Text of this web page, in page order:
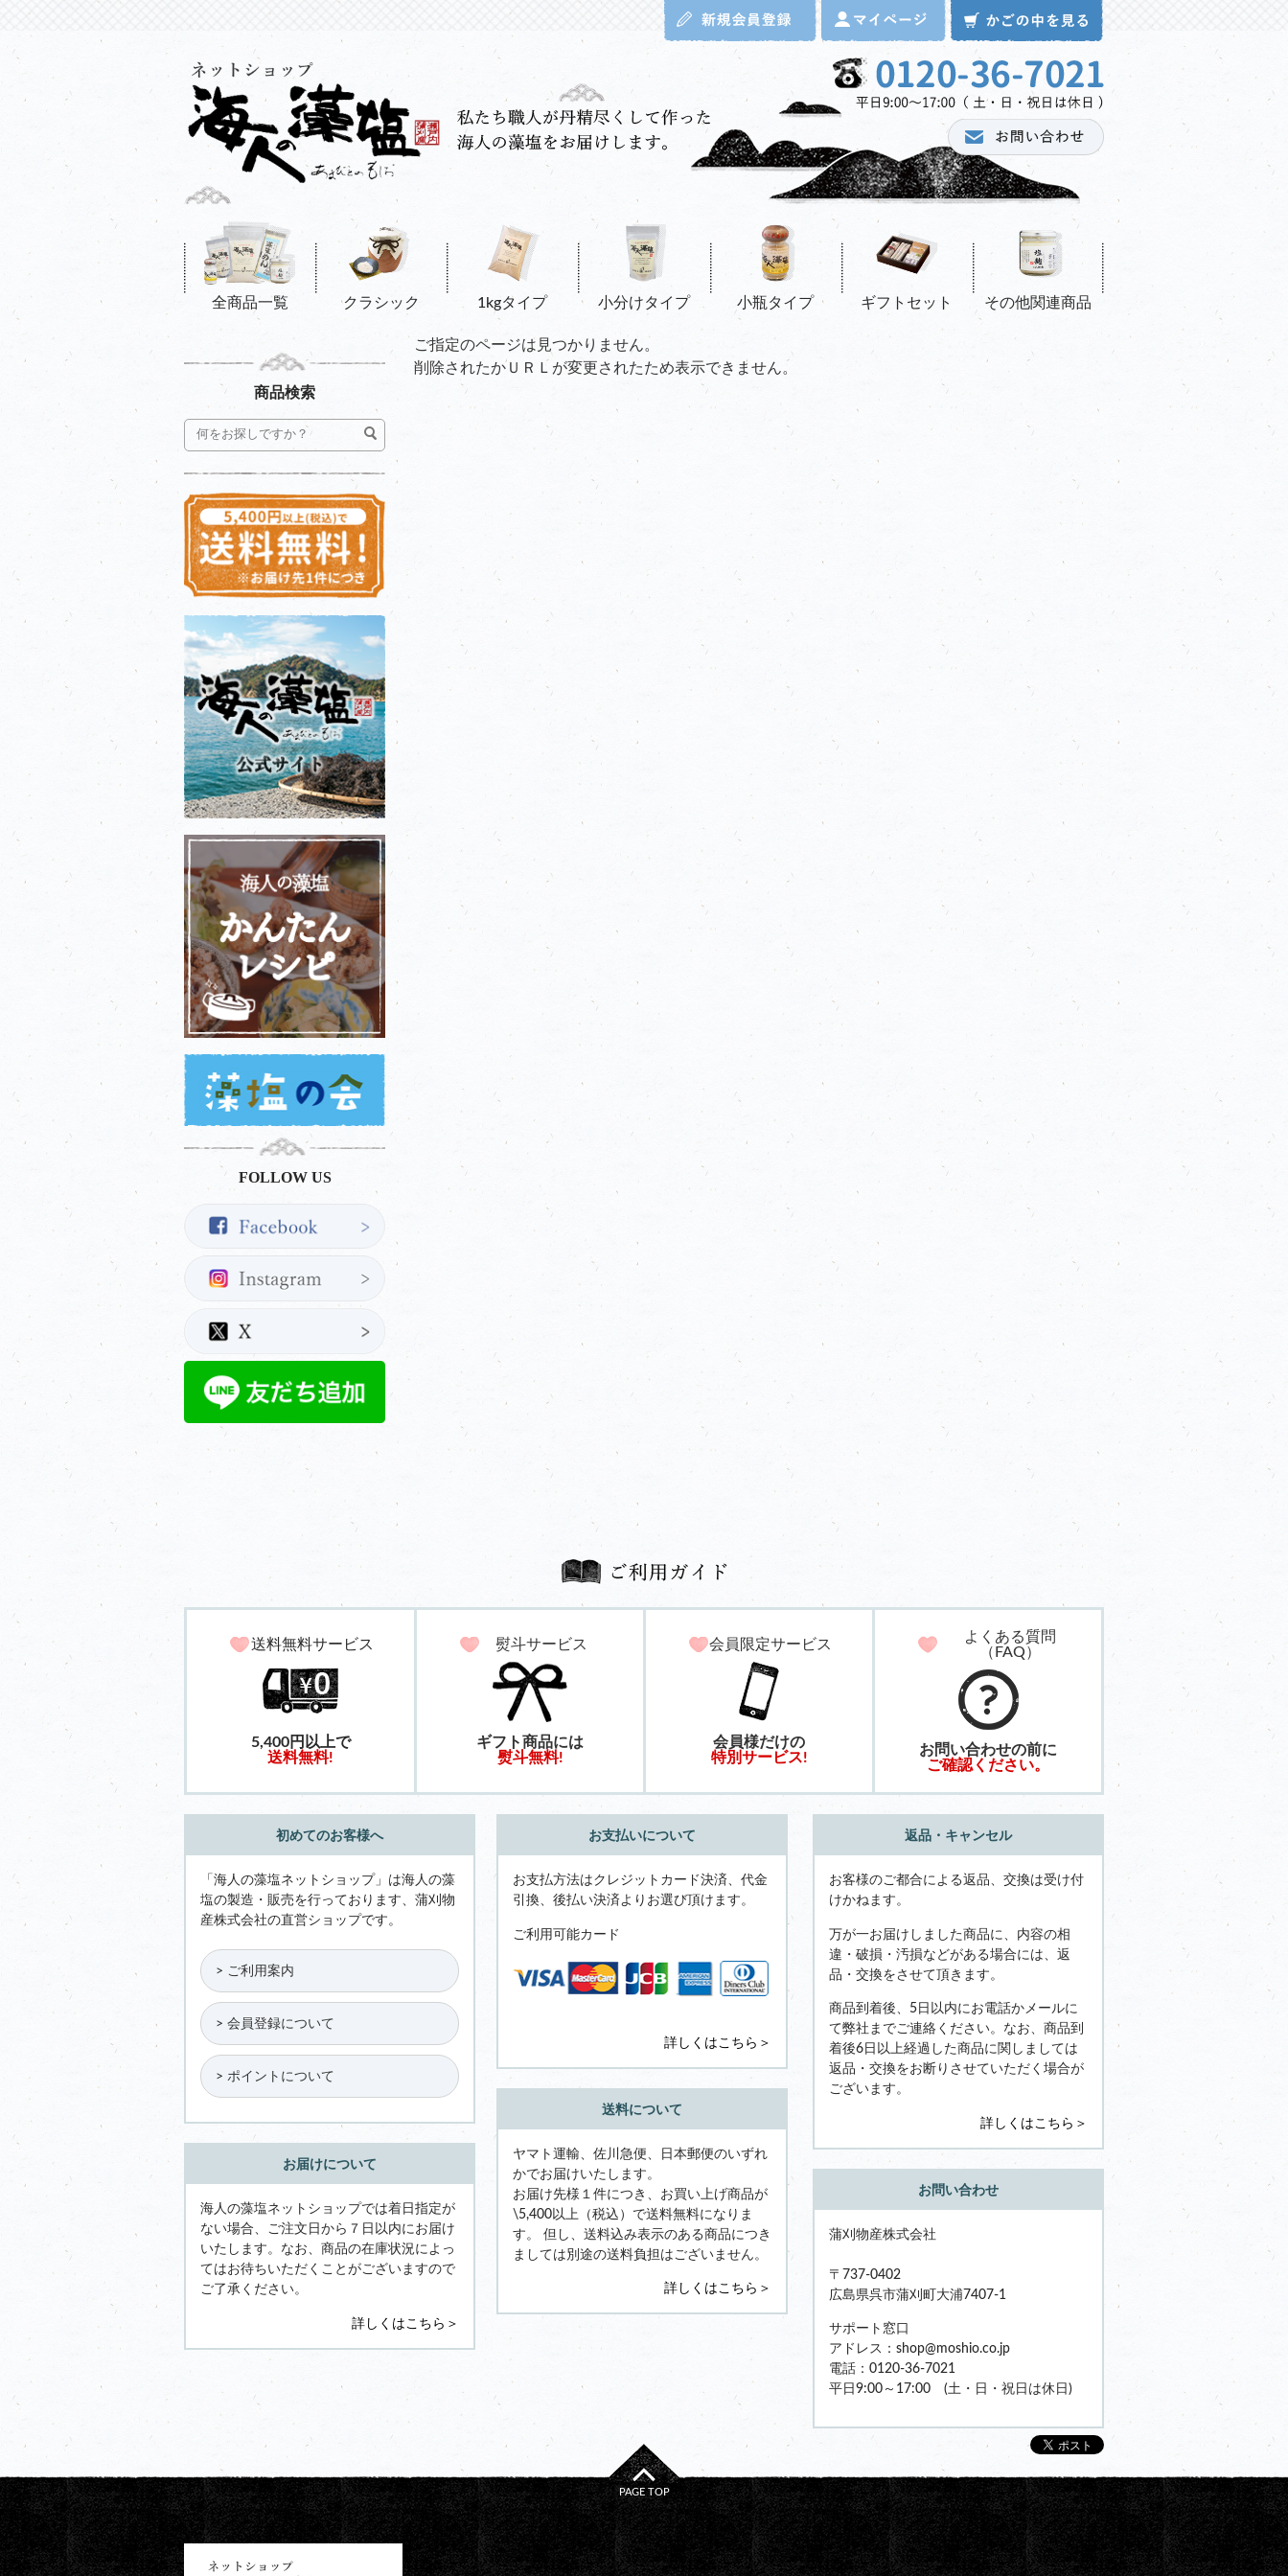
全商品一覧 クラシック 1kgタイプ 小分けタイプ 小瓶タイプ ギフトセット その他関連商品
ご指定のページは見つかりません。
削除されたかＵＲＬが変更されたため表示できません。
商品検索
FOLLOW US
PAGE TOP
送料無料サービス
5,400円以上で
送料無料!
熨斗サービス
ギフト商品には
熨斗無料!
会員限定サービス
会員様だけの
特別サービス!
よくある質問
（FAQ）
お問い合わせの前に
ご確認ください。
初めてのお客様へ
「海人の藻塩ネットショップ」は海人の藻
塩の製造・販売を行っております、蒲刈物
産株式会社の直営ショップです。
ご利用案内
会員登録について
ポイントについて
お届けについて
海人の藻塩ネットショップでは着日指定が
ない場合、ご注文日から７日以内にお届け
いたします。なお、商品の在庫状況によっ
てはお待ちいただくことがございますので
ご了承ください。
詳しくはこちら＞
お支払いについて
お支払方法はクレジットカード決済、代金
引換、後払い決済よりお選び頂けます。
ご利用可能カード
詳しくはこちら＞
送料について
ヤマト運輸、佐川急便、日本郵便のいずれ
かでお届けいたします。
お届け先様１件につき、お買い上げ商品が
\5,400以上（税込）で送料無料になりま
す。 但し、送料込み表示のある商品につき
ましては別途の送料負担はございません。
詳しくはこちら＞
返品・キャンセル
お客様のご都合による返品、交換は受け付
けかねます。
万が一お届けしました商品に、内容の相
違・破損・汚損などがある場合には、返
品・交換をさせて頂きます。
商品到着後、5日以内にお電話かメールに
て弊社までご連絡ください。なお、商品到
着後6日以上経過した商品に関しましては
返品・交換をお断りさせていただく場合が
ございます。
詳しくはこちら＞
お問い合わせ
蒲刈物産株式会社
〒737-0402
広島県呉市蒲刈町大浦7407-1
サポート窓口
アドレス：shop@moshio.co.jp
電話：0120-36-7021
平日9:00～17:00 (土・日・祝日は休日)